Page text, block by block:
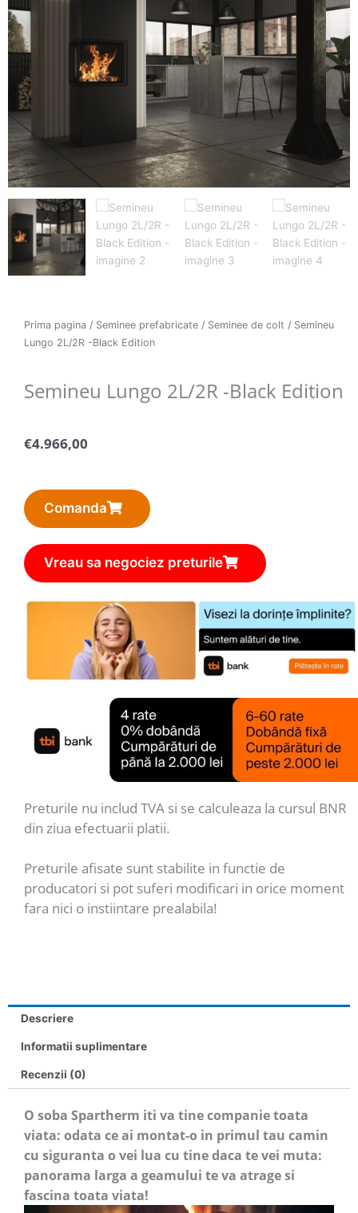
Prima pagina / Seminee prefabricate / Seminee de colt / Semineu
Lungo 2L/2R -Black Edition
Semineu Lungo 2L/2R -Black Edition
€4.966,00
Comanda
Vreau sa negociez preturile
Preturile nu includ TVA si se calculeaza la cursul BNR
din ziua efectuarii platii.
Preturile afisate sunt stabilite in functie de
producatori si pot suferi modificari in orice moment
fara nici o instiintare prealabila!
Descriere
Informatii suplimentare
Recenzii (0)
O soba Spartherm iti va tine companie toata
viata: odata ce ai montat-o in primul tau camin
cu siguranta o vei lua cu tine daca te vei muta:
panorama larga a geamului te va atrage si
fascina toata viata!